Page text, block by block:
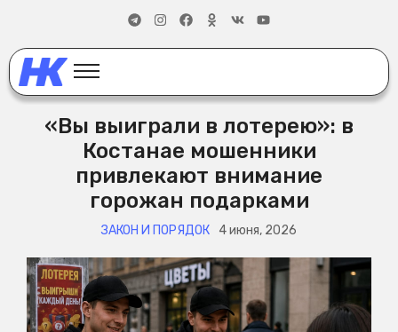
«Вы выиграли в лотерею»: в
Костанае мошенники
привлекают внимание
горожан подарками
ЗАКОН И ПОРЯДОК 4 июня, 2026